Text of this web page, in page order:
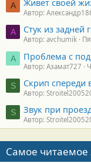
А
Автор:
A Стук из задней
Автор: avchumik
А Проблема с
Автор: Азамат727
S Скрип спереди
Автор:
S Звук при
Автор:
Самое читаемое